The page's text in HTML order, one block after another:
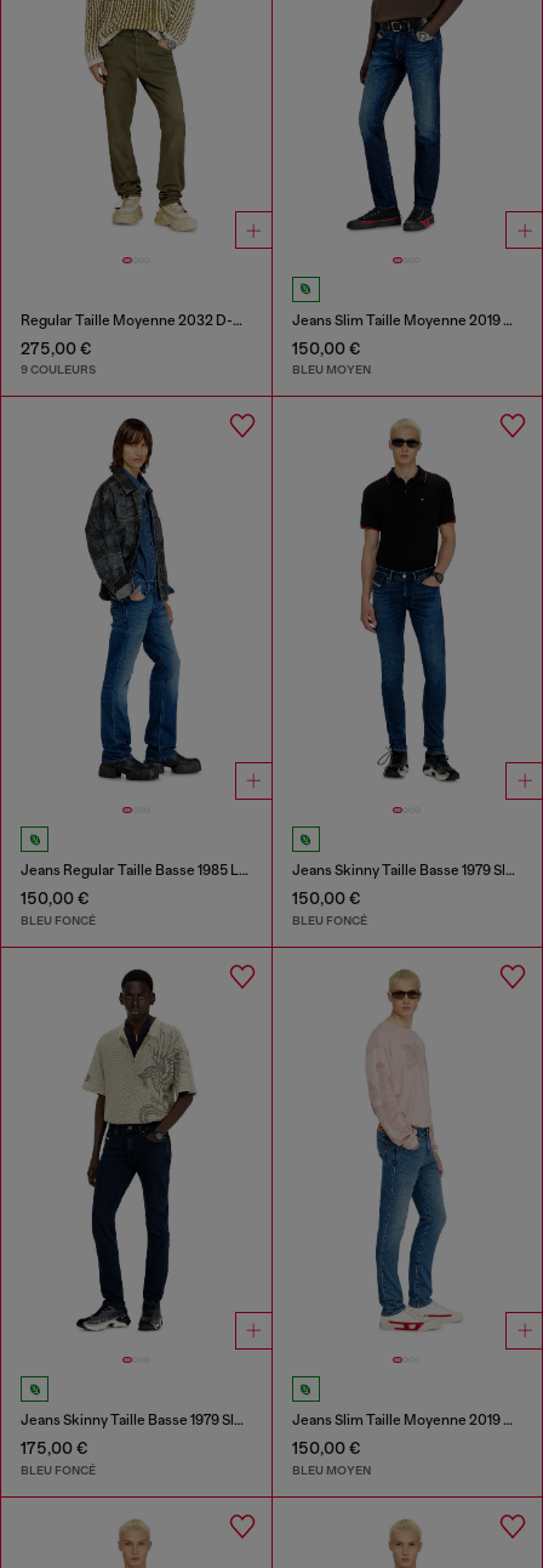
Regular Taille Moyenne 2032 D-Krooley-BW Joggjeans®
275,00 €
9 COULEURS
Jeans Slim Taille Moyenne 2019 D-Strukt
150,00 €
BLEU MOYEN
Jeans Regular Taille Basse 1985 Larkee
150,00 €
BLEU FONCÉ
Jeans Skinny Taille Basse 1979 Sleenker
150,00 €
BLEU FONCÉ
Jeans Skinny Taille Basse 1979 Sleenker
175,00 €
BLEU FONCÉ
Jeans Slim Taille Moyenne 2019 D-Strukt
150,00 €
BLEU MOYEN